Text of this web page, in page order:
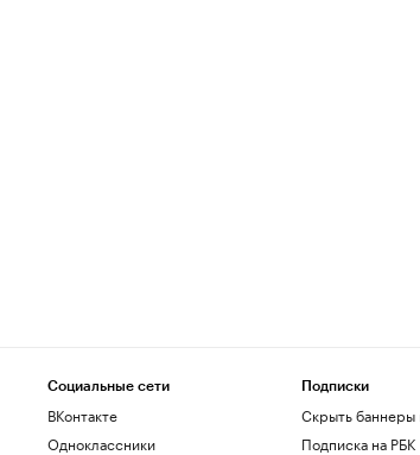
Социальные сети
ВКонтакте
Одноклассники
Подписки
Скрыть баннеры
Подписка на РБК